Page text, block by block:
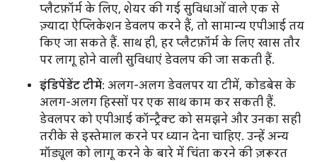
प्लैटफ़ॉर्म के लिए, शेयर की गई सुविधाओं वाले एक से
ज़्यादा ऐप्लिकेशन डेवलप करने हैं, तो सामान्य एपीआई तय
किए जा सकते हैं. साथ ही, हर प्लैटफ़ॉर्म के लिए खास तौर
पर लागू होने वाली सुविधाएं डेवलप की जा सकती हैं.
इंडिपेंडेंट टीमें: अलग-अलग डेवलपर या टीमें, कोडबेस के
अलग-अलग हिस्सों पर एक साथ काम कर सकती हैं.
डेवलपर को एपीआई कॉन्ट्रैक्ट को समझने और उनका सही
तरीके से इस्तेमाल करने पर ध्यान देना चाहिए. उन्हें अन्य
मॉड्यूल को लागू करने के बारे में चिंता करने की ज़रूरत